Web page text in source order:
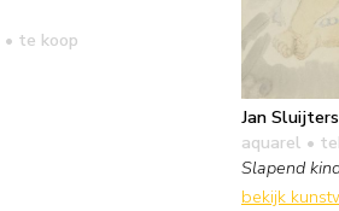
• te koop
Jan Sluijters
aquarel •
Slapend
bekijk